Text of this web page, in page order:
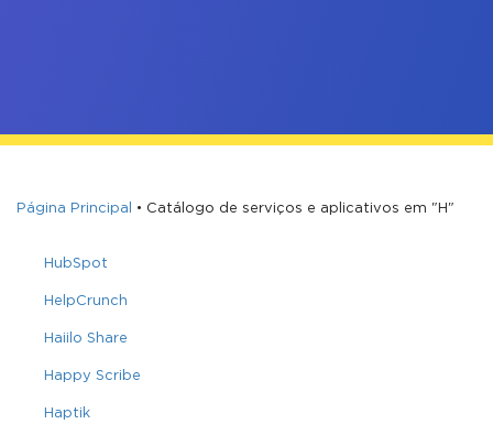
Página Principal • Catálogo de serviços e aplicativos em "H"
HubSpot
HelpCrunch
Haiilo Share
Happy Scribe
Haptik